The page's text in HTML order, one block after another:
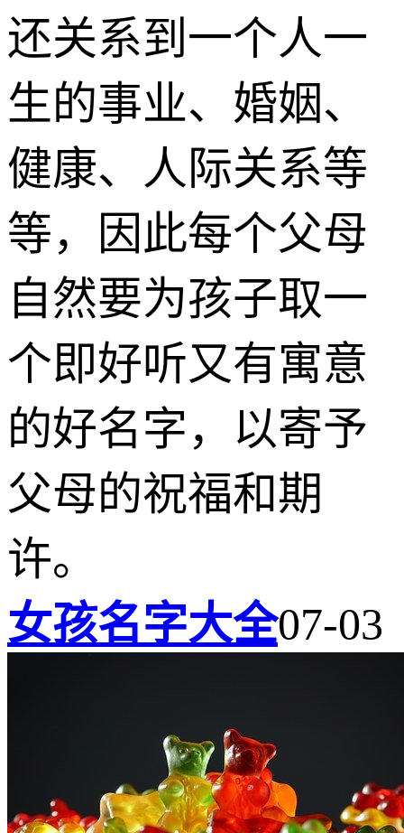
还关系到一个人一
生的事业、婚姻、
健康、人际关系等
等，因此每个父母
自然要为孩子取一
个即好听又有寓意
的好名字，以寄予
父母的祝福和期
许。
女孩名字大全07-03